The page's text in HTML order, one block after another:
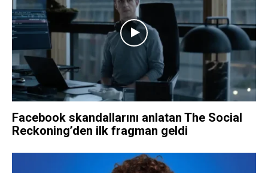
Facebook skandallarını anlatan The Social
Reckoning’den ilk fragman geldi